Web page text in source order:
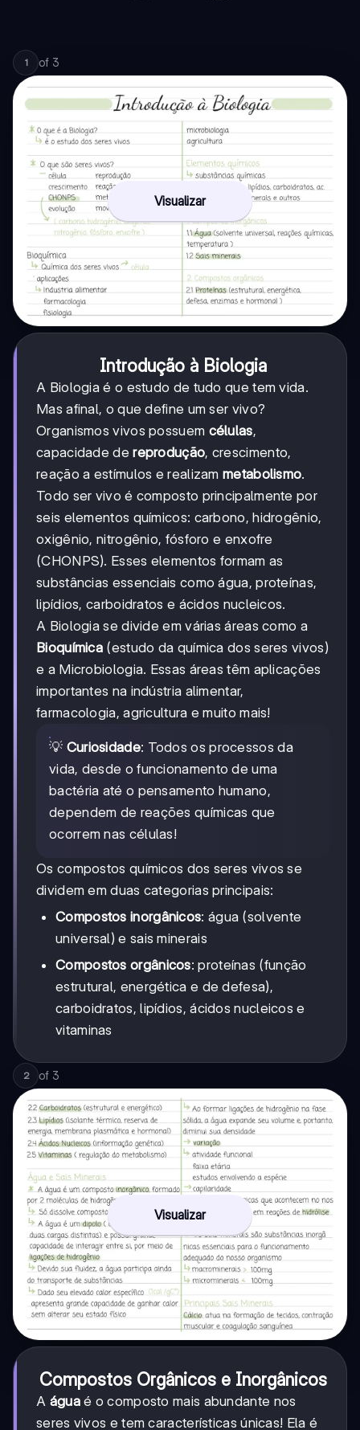
1 of 3
Visualizar
Introdução à Biologia
A Biologia é o estudo de tudo que tem vida.
Mas afinal, o que define um ser vivo?
Organismos vivos possuem células,
capacidade dereprodução, crescimento,
reação a estímulos e realizammetabolismo.
Todo ser vivo é composto principalmente por
seis elementos químicos: carbono, hidrogênio,
oxigênio, nitrogênio, fósforo e enxofre
(CHONPS). Esses elementos formam as
substâncias essenciais como água, proteínas,
lipídios, carboidratos e ácidos nucleicos.
A Biologia se divide em várias áreas como a
Bioquímica (estudo da química dos seres vivos)
e a Microbiologia. Essas áreas têm aplicações
importantes na indústria alimentar,
farmacologia, agricultura e muito mais!
💡 Curiosidade: Todos os processos da
vida, desde o funcionamento de uma
bactéria até o pensamento humano,
dependem de reações químicas que
ocorrem nas células!
Os compostos químicos dos seres vivos se
dividem em duas categorias principais:
Compostos inorgânicos: água (solvente
universal) e sais minerais
Compostos orgânicos: proteínas (função
estrutural, energética e de defesa),
carboidratos, lipídios, ácidos nucleicos e
vitaminas
2 of 3
Visualizar
Compostos Orgânicos e Inorgânicos
A águaé o composto mais abundante nos
seres vivos e tem características únicas! Ela é